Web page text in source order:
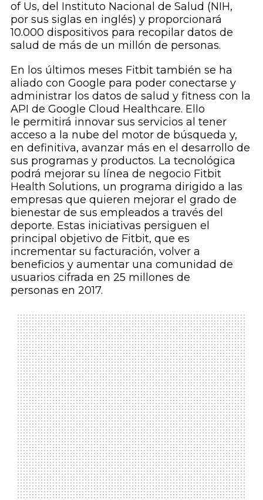
of Us, del Instituto Nacional de Salud (NIH,
por sus siglas en inglés) y proporcionará
10.000 dispositivos para recopilar datos de
salud de más de un millón de personas.
En los últimos meses Fitbit también se ha
aliado con Google para poder conectarse y
administrar los datos de salud y fitness con la
API de Google Cloud Healthcare. Ello
le permitirá innovar sus servicios al tener
acceso a la nube del motor de búsqueda y,
en definitiva, avanzar más en el desarrollo de
sus programas y productos. La tecnológica
podrá mejorar su línea de negocio Fitbit
Health Solutions, un programa dirigido a las
empresas que quieren mejorar el grado de
bienestar de sus empleados a través del
deporte. Estas iniciativas persiguen el
principal objetivo de Fitbit, que es
incrementar su facturación, volver a
beneficios y aumentar una comunidad de
usuarios cifrada en 25 millones de
personas en 2017.